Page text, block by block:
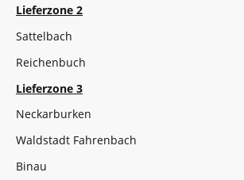
Lieferzone 2
Sattelbach
Reichenbuch
Lieferzone 3
Neckarburken
Waldstadt Fahrenbach
Binau